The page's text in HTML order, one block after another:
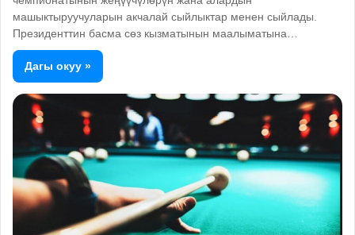
машыктыруучуларын акчалай сыйлыктар менен сыйлады.
Президенттин басма сөз кызматынын маалыматына…
Дагы окуу »